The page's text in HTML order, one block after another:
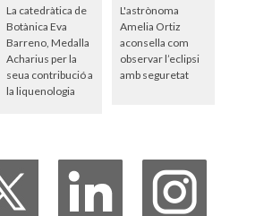
La catedràtica de
Botànica Eva
Barreno, Medalla
Acharius per la
seua contribució a
la liquenologia
L'astrònoma
Amelia Ortiz
aconsella com
observar l’eclipsi
amb seguretat